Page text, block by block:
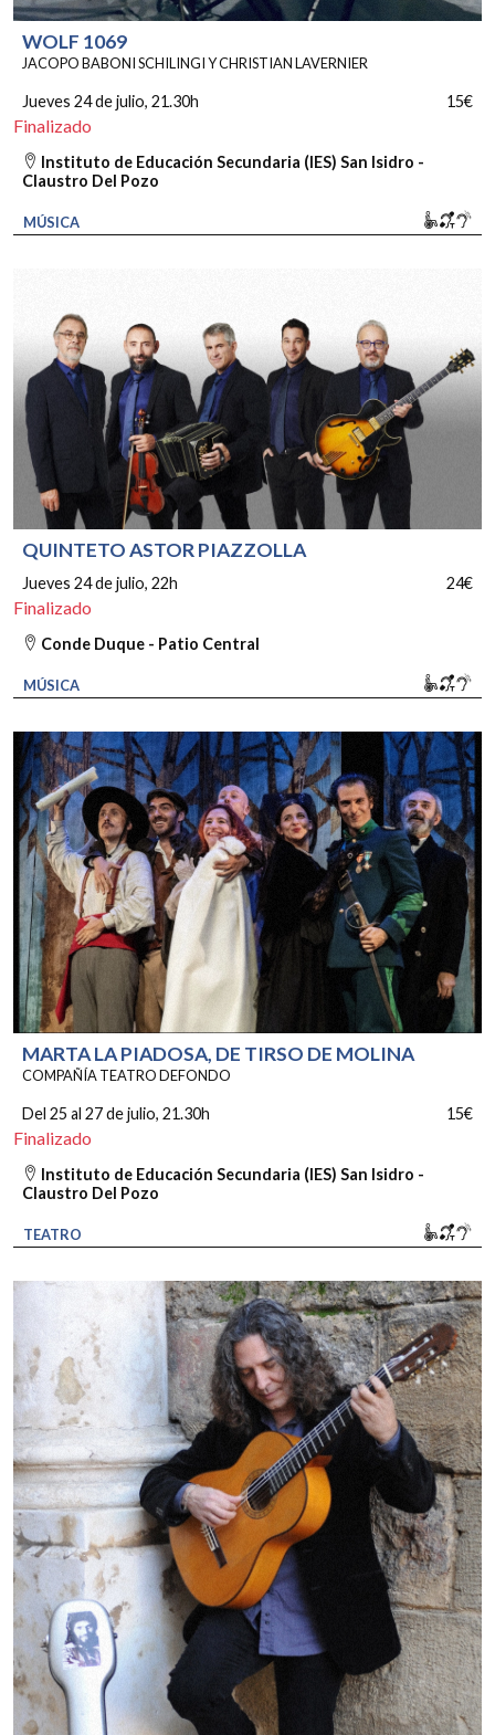
WOLF 1069
JACOPO BABONI SCHILINGI Y CHRISTIAN LAVERNIER
Jueves 24 de julio, 21.30h 15€
Finalizado
Instituto de Educación Secundaria (IES) San Isidro -
Claustro Del Pozo
MÚSICA
QUINTETO ASTOR PIAZZOLLA
Jueves 24 de julio, 22h 24€
Finalizado
Conde Duque - Patio Central
MÚSICA
MARTA LA PIADOSA, DE TIRSO DE MOLINA
COMPAÑÍA TEATRO DEFONDO
Del 25 al 27 de julio, 21.30h 15€
Finalizado
Instituto de Educación Secundaria (IES) San Isidro -
Claustro Del Pozo
TEATRO